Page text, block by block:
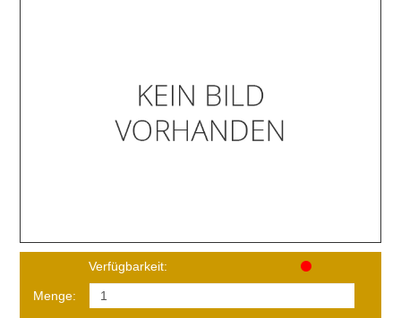
Verfügbarkeit:
Menge: